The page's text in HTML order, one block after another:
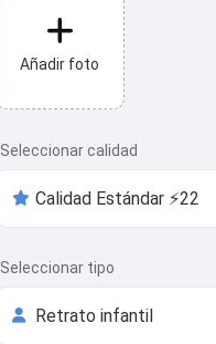
Añadir foto
Seleccionar calidad
Seleccionar tipo